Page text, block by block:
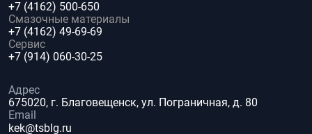
+7 (4162) 500-650
Смазочные материалы
+7 (4162) 49-69-69
Сервис
+7 (914) 060-30-25
Адрес
675020, г. Благовещенск, ул. Пограничная, д. 80
Email
kek@tsblg.ru